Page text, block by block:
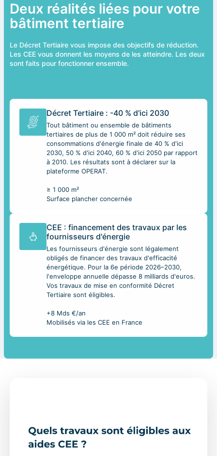
Deux réalités liées pour votre
bâtiment tertiaire
Le Décret Tertiaire vous impose des objectifs de réduction.
Les CEE vous donnent les moyens de les atteindre. Les deux
sont faits pour fonctionner ensemble.
Décret Tertiaire : -40 % d'ici 2030
Tout bâtiment ou ensemble de bâtiments
tertiaires de plus de 1 000 m² doit réduire ses
consommations d'énergie finale de 40 % d'ici
2030, 50 % d'ici 2040, 60 % d'ici 2050 par rapport
à 2010. Les résultats sont à déclarer sur la
plateforme OPERAT.
≥ 1 000 m²
Surface plancher concernée
CEE : financement des travaux par les
fournisseurs d'énergie
Les fournisseurs d'énergie sont légalement
obligés de financer des travaux d'efficacité
énergétique. Pour la 6e période 2026–2030,
l'enveloppe annuelle dépasse 8 milliards d'euros.
Vos travaux de mise en conformité Décret
Tertiaire sont éligibles.
+8 Mds €/an
Mobilisés via les CEE en France